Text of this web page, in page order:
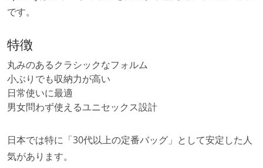
です。
特徴
丸みのあるクラシックなフォルム
小ぶりでも収納力が高い
日常使いに最適
男女問わず使えるユニセックス設計
日本では特に「30代以上の定番バッグ」として安定した人
気があります。